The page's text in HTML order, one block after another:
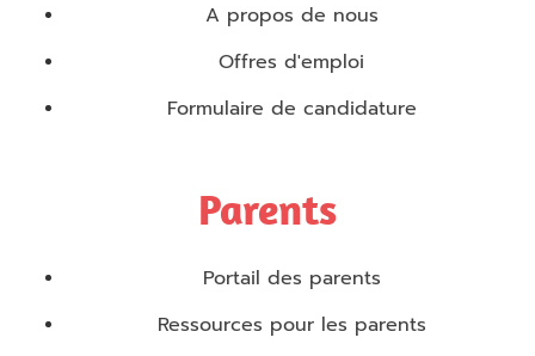
A propos de nous
Offres d'emploi
Formulaire de candidature
Parents
Portail des parents
Ressources pour les parents